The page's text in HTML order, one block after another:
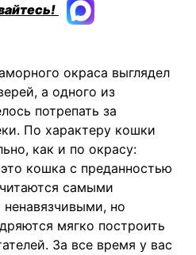
окраса выглядел
а одного из
потрепать за
По характеру кошки
как и по окрасу:
кошка с преданностью
самыми
но
мягко построить
За все время у вас